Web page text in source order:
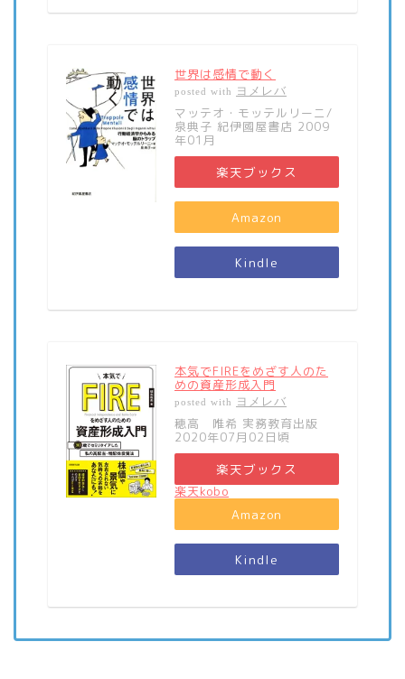
世界は感情で動く
posted with ヨメレバ
マッテオ・モッテルリーニ/
泉典子 紀伊國屋書店 2009
年01月
楽天ブックス
Amazon
Kindle
本気でFIREをめざす人のた
めの資産形成入門
posted with ヨメレバ
穂高 唯希 実務教育出版
2020年07月02日頃
楽天ブックス
楽天kobo
Amazon
Kindle